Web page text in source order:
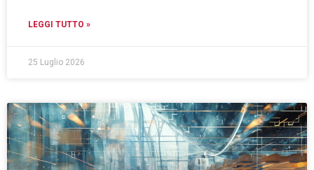
LEGGI TUTTO »
25 Luglio 2026